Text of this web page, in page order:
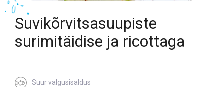
Suvikõrvitsasuupiste
surimitäidise ja ricottaga
Suur valgusisaldus